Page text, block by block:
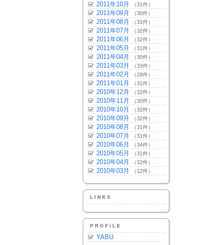
2011年10月 （31件）
2011年09月 （30件）
2011年08月 （31件）
2011年07月 （32件）
2011年06月 （32件）
2011年05月 （31件）
2011年04月 （30件）
2011年03月 （33件）
2011年02月 （28件）
2011年01月 （31件）
2010年12月 （32件）
2010年11月 （30件）
2010年10月 （32件）
2010年09月 （32件）
2010年08月 （31件）
2010年07月 （31件）
2010年06月 （34件）
2010年05月 （31件）
2010年04月 （32件）
2010年03月 （12件）
LINKS
PROFILE
YABU